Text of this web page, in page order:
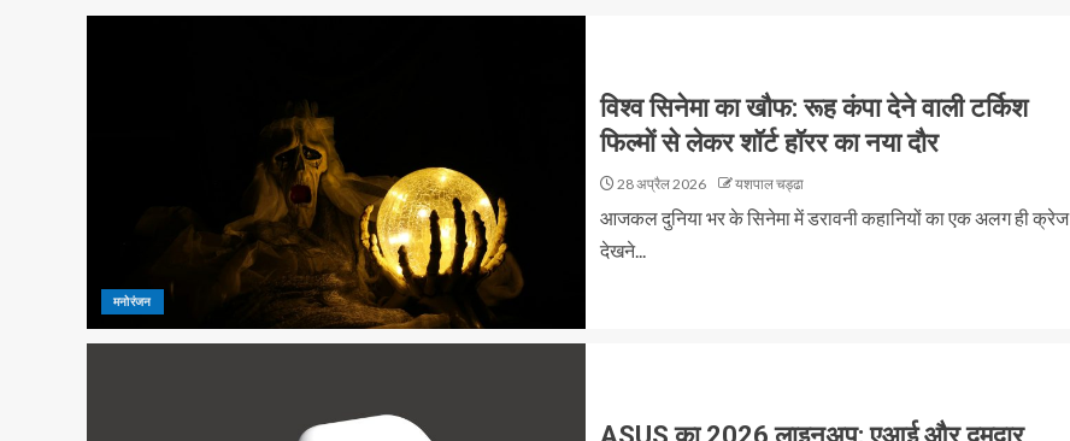
मनोरंजन
विश्व सिनेमा का खौफ: रूह कंपा देने वाली टर्किश
फिल्मों से लेकर शॉर्ट हॉरर का नया दौर
28 अप्रैल 2026 यशपाल चड्ढा
आजकल दुनिया भर के सिनेमा में डरावनी कहानियों का एक अलग ही क्रेज
देखने...